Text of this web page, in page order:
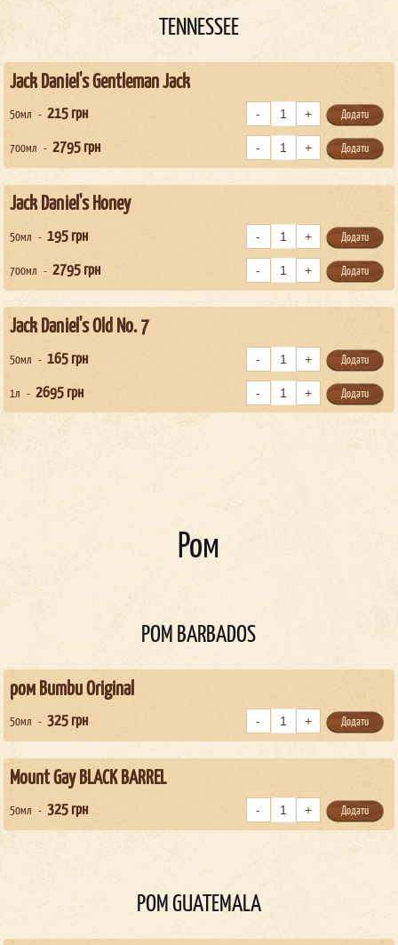
TENNESSEE
Jack Daniel's Gentleman Jack
50мл 215 грн Додати
700мл 2795 грн Додати
Jack Daniel's Honey
50мл 195 грн Додати
700мл 2795 грн Додати
Jack Daniel's Old No. 7
50мл 165 грн Додати
1л 2695 грн Додати
Ром
РОМ BARBADOS
ром Bumbu Original
50мл 325 грн Додати
Mount Gay BLACK BARREL
50мл 325 грн Додати
РОМ GUATEMALA